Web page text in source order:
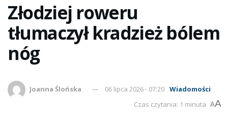
Złodziej roweru
tłumaczył kradzież bólem
nóg
Joanna Ślońska 06 lipca 2026 - 07:20 Wiadomości
Czas czytania: 1 minuta AA